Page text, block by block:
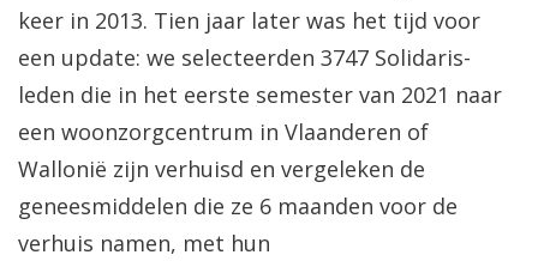
keer in 2013. Tien jaar later was het tijd voor
een update: we selecteerden 3747 Solidaris-
leden die in het eerste semester van 2021 naar
een woonzorgcentrum in Vlaanderen of
Wallonië zijn verhuisd en vergeleken de
geneesmiddelen die ze 6 maanden voor de
verhuis namen, met hun